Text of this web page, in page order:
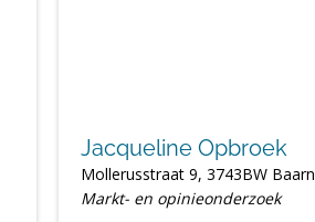
Jacqueline Opbroek
Mollerusstraat 9, 3743BW Baarn
Markt- en opinieonderzoek